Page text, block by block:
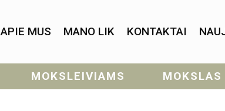
APIE MUS MANO LIK KONTAKTAI
MOKSLEIVIAMS MOKSLAS